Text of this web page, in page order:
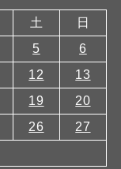
土
日
5
6
12
13
19
20
26
27